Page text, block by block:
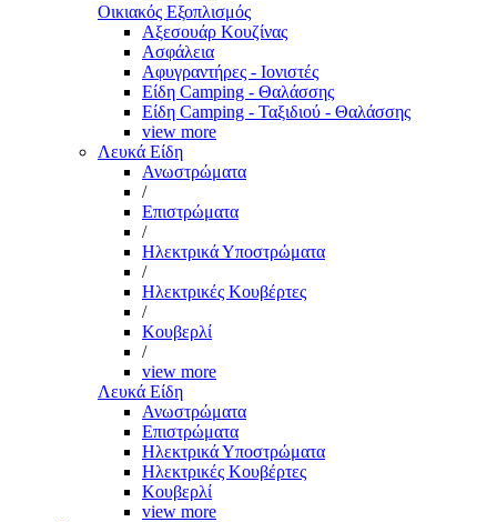
Οικιακός Εξοπλισμός
Αξεσουάρ Κουζίνας
Ασφάλεια
Αφυγραντήρες - Ιονιστές
Είδη Camping - Θαλάσσης
Είδη Camping - Ταξιδιού - Θαλάσσης
view more
Λευκά Είδη
Ανωστρώματα
/
Επιστρώματα
/
Ηλεκτρικά Υποστρώματα
/
Ηλεκτρικές Κουβέρτες
/
Κουβερλί
/
view more
Λευκά Είδη
Ανωστρώματα
Επιστρώματα
Ηλεκτρικά Υποστρώματα
Ηλεκτρικές Κουβέρτες
Κουβερλί
view more